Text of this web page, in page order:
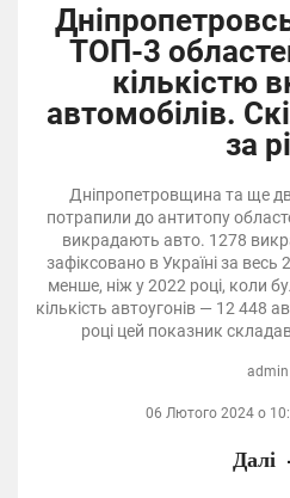
ТОП-3
кількістю
автомобілів.
за
Дніпропетровщина та ще
потрапили до антитопу
викрадають авто. 1278
зафіксовано в Україні за
менше, ніж у 2022 році, коли
кількість автоугонів — 12 448
році цей показник
admin
06 Лютого 2024 о
Далі